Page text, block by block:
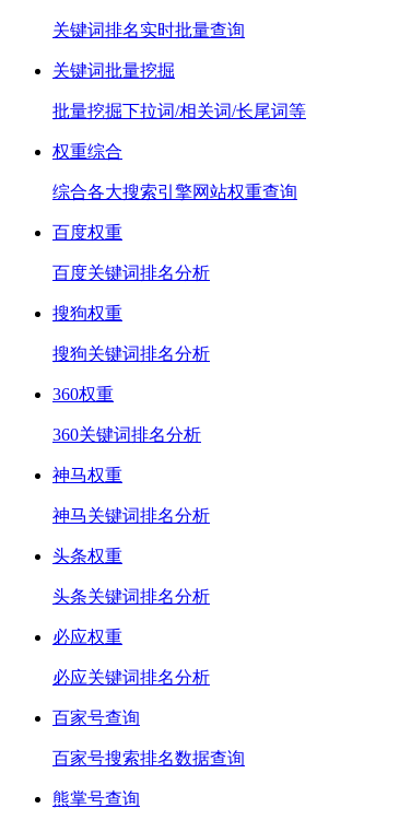
关键词排名实时批量查询
关键词批量挖掘
批量挖掘下拉词/相关词/长尾词等
权重综合
综合各大搜索引擎网站权重查询
百度权重
百度关键词排名分析
搜狗权重
搜狗关键词排名分析
360权重
360关键词排名分析
神马权重
神马关键词排名分析
头条权重
头条关键词排名分析
必应权重
必应关键词排名分析
百家号查询
百家号搜索排名数据查询
熊掌号查询